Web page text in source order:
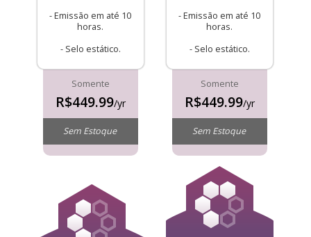
- Emissão em até 10
horas.
- Selo estático.
Somente
R$449.99/yr
Sem Estoque
- Emissão em até 10
horas.
- Selo estático.
Somente
R$449.99/yr
Sem Estoque